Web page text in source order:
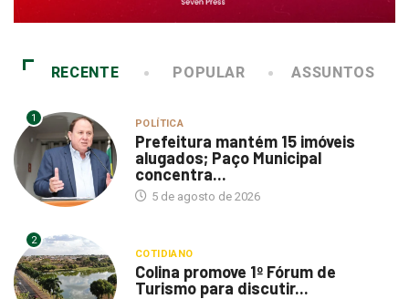
RECENTE POPULAR ASSUNTOS
1 POLÍTICA
Prefeitura mantém 15 imóveis
alugados; Paço Municipal
concentra...
5 de agosto de 2026
2
COTIDIANO
Colina promove 1º Fórum de
Turismo para discutir...